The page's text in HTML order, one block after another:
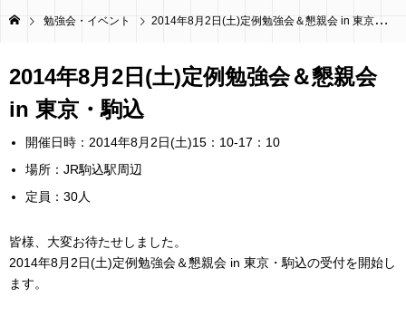
勉強会・イベント 2014年8月2日(土)定例勉強会＆懇親会 in 東京・駒込
2014年8月2日(土)定例勉強会＆懇親会
in 東京・駒込
開催日時：2014年8月2日(土)15：10-17：10
場所：JR駒込駅周辺
定員：30人
皆様、大変お待たせしました。
2014年8月2日(土)定例勉強会＆懇親会 in 東京・駒込の受付を開始し
ます。